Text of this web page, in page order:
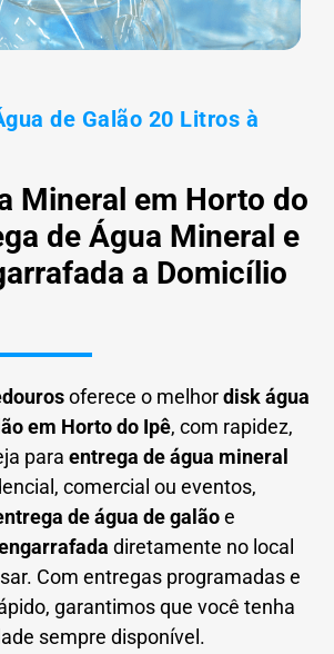
de Galão 20 Litros à
Mineral em Horto do
de Água Mineral e
a Domicílio
oferece o melhordisk água
em Horto do Ipê, com rapidez,
para entrega de água mineral
comercial ou eventos,
de água de galãoe
diretamente no local
Com entregas programadas e
garantimos que você tenha
sempre disponível.